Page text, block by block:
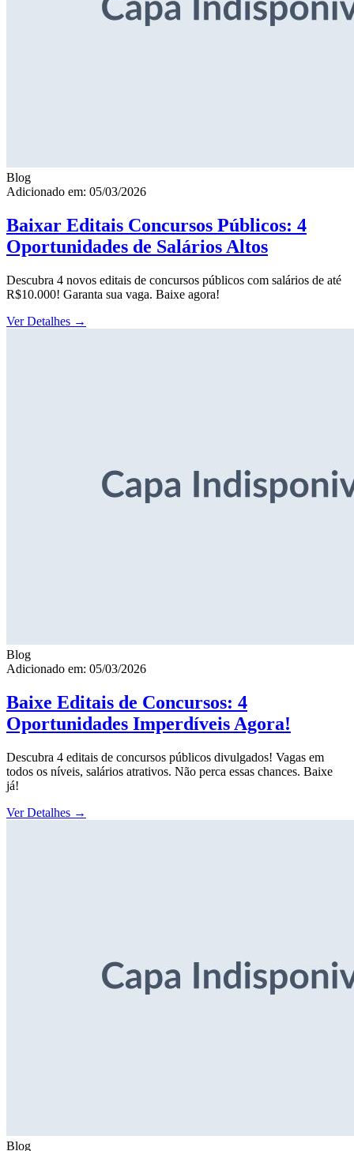
Blog
Adicionado em: 05/03/2026
Baixar Editais Concursos Públicos: 4
Oportunidades de Salários Altos
Descubra 4 novos editais de concursos públicos com salários de até
R$10.000! Garanta sua vaga. Baixe agora!
Ver Detalhes →
Blog
Adicionado em: 05/03/2026
Baixe Editais de Concursos: 4
Oportunidades Imperdíveis Agora!
Descubra 4 editais de concursos públicos divulgados! Vagas em
todos os níveis, salários atrativos. Não perca essas chances. Baixe
já!
Ver Detalhes →
Blog